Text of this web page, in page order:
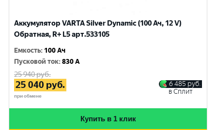
Аккумулятор VARTA Silver Dynamic (100 Ач, 12 V)
Обратная, R+ L5 арт.533105
Емкость: 100 Ач
Пусковой ток:830 A
25 940руб.
25 040 руб.
при обмене
6 485 руб.
в Сплит
Купить в 1 клик